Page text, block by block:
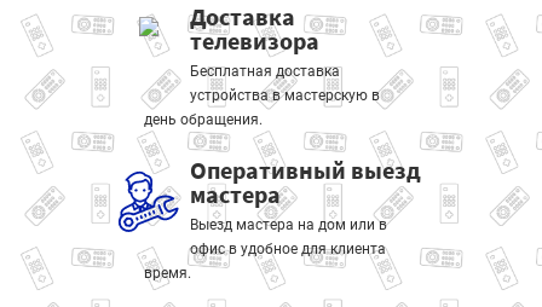
Доставка
телевизора
Бесплатная доставка
устройства в мастерскую в
день обращения.
Оперативный выезд
мастера
Выезд мастера на дом или в
офис в удобное для клиента
время.